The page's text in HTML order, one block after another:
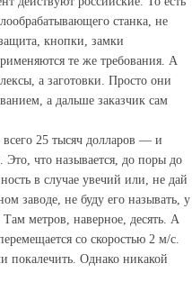
станка, не
кнопки, замки
те же требования. А
а заготовки. Просто они
а дальше заказчик сам
25 тысяч долларов — и
что называется, до поры до
в случае увечий или, не дай
заводе, не буду его называть, у
метров, наверное, десять. А
со скоростью 2 м/с.
покалечить. Однако никакой